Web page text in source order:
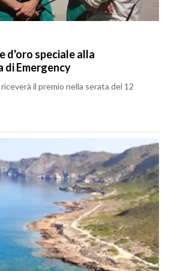
d'oro speciale alla
Emergency
il premio nella serata del 12